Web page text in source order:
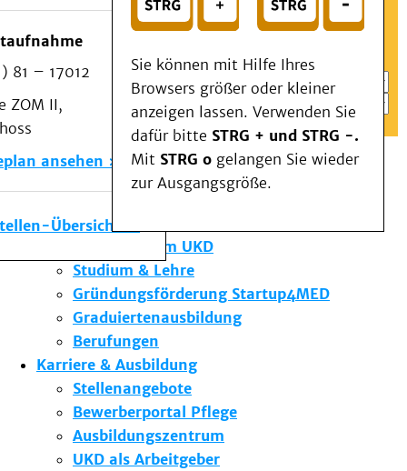
oder
Wählen Sie ein Thema für Ihren Schnelleinstieg
81 – 17012
ZOM II,
ansehen
Übersicht
Sie können mit Hilfe Ihres
Browsers größer oder kleiner
anzeigen lassen. Verwenden Sie
dafür bitte STRG + und STRG -.
Mit STRG o gelangen Sie wieder
zur Ausgangsgröße.
Patienten & Besucher
Kliniken/Institute/Zentren
Als Patient am UKD
Beratung und Unterstützung
Veranstaltungen
Kommunikation im Medizinwesen (KIM)
Notfall
Forschung & Lehre
Die Institute des UKD
Forschung am UKD
Studium & Lehre
Gründungsförderung Startup4MED
Graduiertenausbildung
Berufungen
Karriere & Ausbildung
Stellenangebote
Bewerberportal Pflege
Ausbildungszentrum
UKD als Arbeitgeber